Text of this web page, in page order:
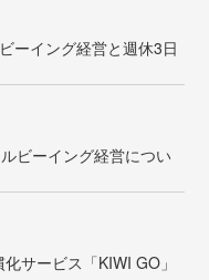
ーイング経営と週休3日
ビーイング経営につい
サービス「KIWI GO」